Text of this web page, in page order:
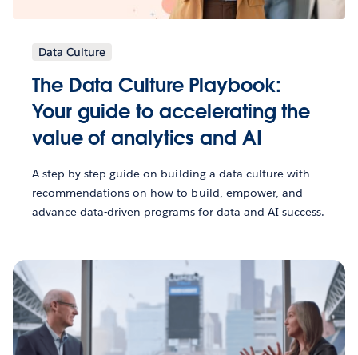
Data Culture
The Data Culture Playbook:
Your guide to accelerating the
value of analytics and AI
A step-by-step guide on building a data culture with
recommendations on how to build, empower, and
advance data-driven programs for data and AI success.